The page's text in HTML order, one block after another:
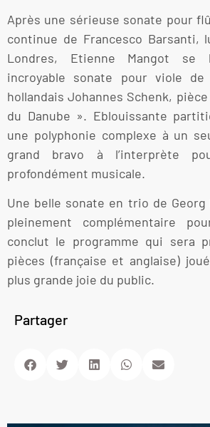
Après une sérieuse sonate pour
continue de Francesco Barsanti,
Londres, Etienne Mangot se
incroyable sonate pour viole
hollandais Johannes Schenk,
du Danube ». Eblouissante
une polyphonie complexe à un
grand bravo à l’interprète
profondément musicale.
Une belle sonate en trio de Georg
pleinement complémentaire
conclut le programme qui sera
pièces (française et anglaise)
plus grande joie du public.
Partager